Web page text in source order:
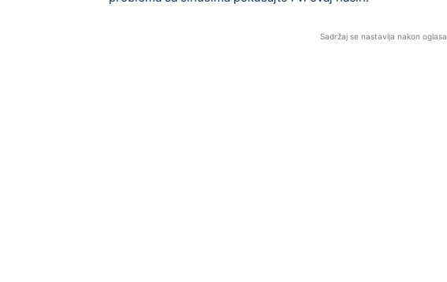
Sadržaj se nastavlja nakon oglasa